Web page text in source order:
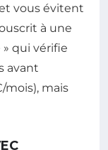
vous évitent
à une
qui vérifie
avant
mois), mais